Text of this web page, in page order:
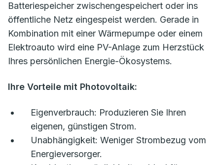
Batteriespeicher zwischengespeichert oder ins
öffentliche Netz eingespeist werden. Gerade in
Kombination mit einer Wärmepumpe oder einem
Elektroauto wird eine PV-Anlage zum Herzstück
Ihres persönlichen Energie-Ökosystems.
Ihre Vorteile mit Photovoltaik:
Eigenverbrauch: Produzieren Sie Ihren
eigenen, günstigen Strom.
Unabhängigkeit: Weniger Strombezug vom
Energieversorger.